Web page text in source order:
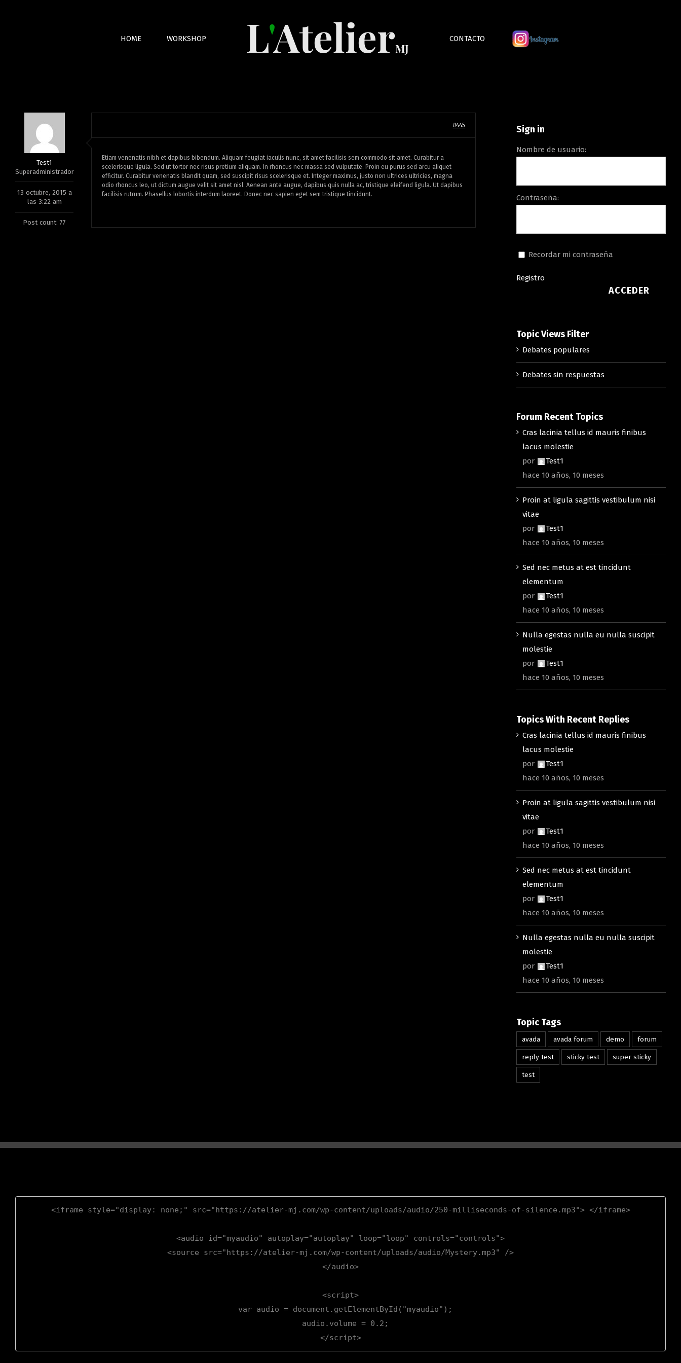
HOME WORKSHOP CONTACTO
Test1
Superadministrador
13 octubre, 2015 a
las 3:22 am
Post count: 77
#445
Etiam venenatis nibh et dapibus bibendum. Aliquam feugiat iaculis nunc, sit amet facilisis sem commodo sit amet. Curabitur a
scelerisque ligula. Sed ut tortor nec risus pretium aliquam. In rhoncus nec massa sed vulputate. Proin eu purus sed arcu aliquet
efficitur. Curabitur venenatis blandit quam, sed suscipit risus scelerisque et. Integer maximus, justo non ultrices ultricies, magna
odio rhoncus leo, ut dictum augue velit sit amet nisl. Aenean ante augue, dapibus quis nulla ac, tristique eleifend ligula. Ut dapibus
facilisis rutrum. Phasellus lobortis interdum laoreet. Donec nec sapien eget sem tristique tincidunt.
Sign in
Nombre de usuario:
Contraseña:
Recordar mi contraseña
ACCEDER
Registro
Topic Views Filter
Debates populares
Debates sin respuestas
Forum Recent Topics
Cras lacinia tellus id mauris finibus
lacus molestie
por
Test1
hace 10 años, 10 meses
Proin at ligula sagittis vestibulum nisi
vitae
por
Test1
hace 10 años, 10 meses
Sed nec metus at est tincidunt
elementum
por
Test1
hace 10 años, 10 meses
Nulla egestas nulla eu nulla suscipit
molestie
por
Test1
hace 10 años, 10 meses
Topics With Recent Replies
Cras lacinia tellus id mauris finibus
lacus molestie
por
Test1
hace 10 años, 10 meses
Proin at ligula sagittis vestibulum nisi
vitae
por
Test1
hace 10 años, 10 meses
Sed nec metus at est tincidunt
elementum
por
Test1
hace 10 años, 10 meses
Nulla egestas nulla eu nulla suscipit
molestie
por
Test1
hace 10 años, 10 meses
Topic Tags
avada avada forum demo forum
reply test sticky test super sticky
test
<iframe style="display: none;" src="https://atelier-mj.com/wp-content/uploads/audio/250-milliseconds-of-silence.mp3"> </iframe>
<audio id="myaudio" autoplay="autoplay" loop="loop" controls="controls">
<source src="https://atelier-mj.com/wp-content/uploads/audio/Mystery.mp3" />
</audio>
<script>
</script>